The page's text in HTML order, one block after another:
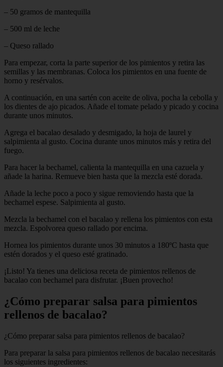
– 50 gramos de mantequilla
– 500 ml de leche
– Queso rallado
Para empezar, corta la parte superior de los pimientos y retira las
semillas y las membranas. Coloca los pimientos en una fuente de
horno y resérvalos.
A continuación, en una sartén con aceite de oliva, pocha la cebolla y
los dientes de ajo picados. Añade el tomate pelado y picado y cocina
durante unos minutos.
Agrega el bacalao desalado y desmigado, la hoja de laurel y
salpimienta al gusto. Cocina durante unos minutos más y retira del
fuego.
Para hacer la bechamel, calienta la mantequilla en una cazuela y
añade la harina. Remueve bien hasta que la mezcla esté dorada.
Añade la leche poco a poco y sigue removiendo hasta que la
bechamel espese. Salpimienta al gusto.
Mezcla la bechamel con el bacalao y rellena los pimientos con esta
mezcla. Espolvorea queso rallado por encima.
Hornea los pimientos durante unos 30 minutos a 180ºC hasta que
estén dorados y el queso esté gratinado.
¡Listo! Ya tienes una deliciosa receta de pimientos rellenos de
bacalao con bechamel para disfrutar. ¡Buen provecho!
¿Cómo preparar salsa para pimientos
rellenos de bacalao?
¿Cómo preparar salsa para pimientos rellenos de bacalao?
Para preparar la salsa para pimientos rellenos de bacalao necesitarás
los siguientes ingredientes: